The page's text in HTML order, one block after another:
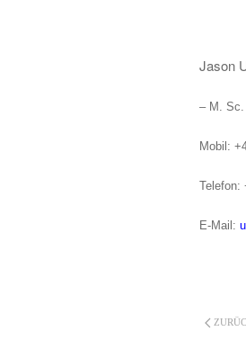
Jason
– M. Sc.
Mobil:
Telefon:
E-Mail: